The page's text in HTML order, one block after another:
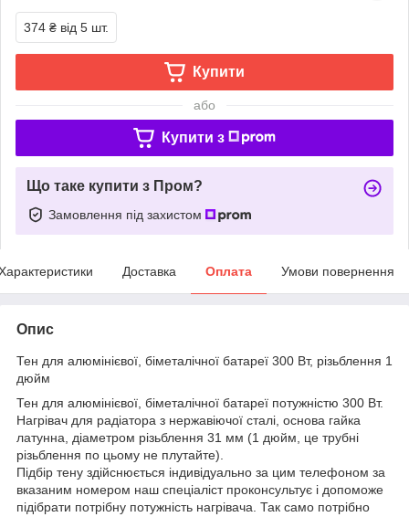
374 ₴ від 5 шт.
Купити
або
Купити з
Що таке купити з Пром?
Замовлення під захистом
Доставка Оплата Умови повернення
Опис
Тен для алюмінієвої, біметалічної батареї 300 Вт, різьблення 1
дюйм
Тен для алюмінієвої, біметалічної батареї потужністю 300 Вт.
Нагрівач для радіатора з нержавіючої сталі, основа гайка
латунна, діаметром різьблення 31 мм (1 дюйм, це трубні
різьблення по цьому не плутайте).
Підбір тену здійснюється індивідуально за цим телефоном за
вказаним номером наш спеціаліст проконсультує і допоможе
підібрати потрібну потужність нагрівача. Так само потрібно